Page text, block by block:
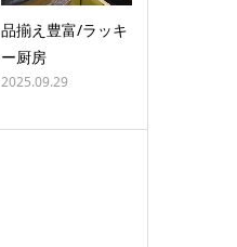
品揃え豊富/ラッキ
ー厨房
2025.09.29